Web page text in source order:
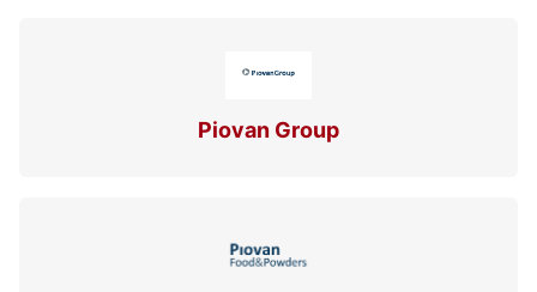
Piovan Group